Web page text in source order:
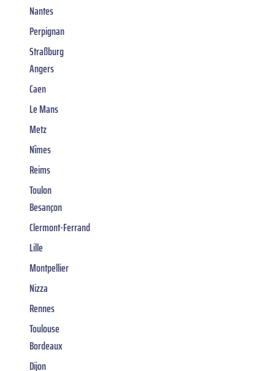
Nantes
Perpignan
Straßburg
Angers
Caen
Le Mans
Metz
Nîmes
Reims
Toulon
Besançon
Clermont-Ferrand
Lille
Montpellier
Nizza
Rennes
Toulouse
Bordeaux
Dijon